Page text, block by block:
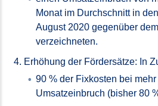
Monat im Durchschnitt in
August 2020 gegenüber
verzeichneten.
Erhöhung der Fördersätze: In
90 % der Fixkosten bei
Umsatzeinbruch (bisher 80